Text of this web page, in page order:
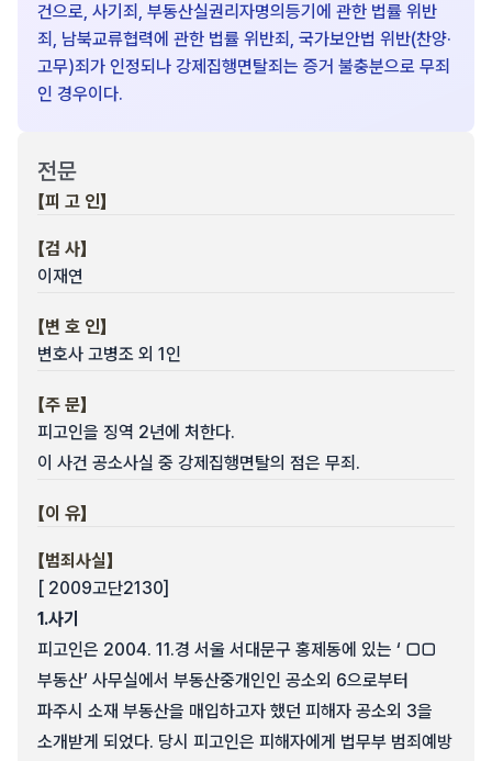
건으로, 사기죄, 부동산실권리자명의등기에 관한 법률 위반
죄, 남북교류협력에 관한 법률 위반죄, 국가보안법 위반(찬양·
고무)죄가 인정되나 강제집행면탈죄는 증거 불충분으로 무죄
인 경우이다.
전문
【피 고 인】
【검 사】
이재연
【변 호 인】
변호사 고병조 외 1인
【주 문】
피고인을 징역 2년에 처한다.
이 사건 공소사실 중 강제집행면탈의 점은 무죄.
【이 유】
【범죄사실】
[ 2009고단2130]
1.사기
피고인은 2004. 11.경 서울 서대문구 홍제동에 있는 ‘ □□
부동산’ 사무실에서 부동산중개인인 공소외 6으로부터
파주시 소재 부동산을 매입하고자 했던 피해자 공소외 3을
소개받게 되었다. 당시 피고인은 피해자에게 법무부 범죄예방